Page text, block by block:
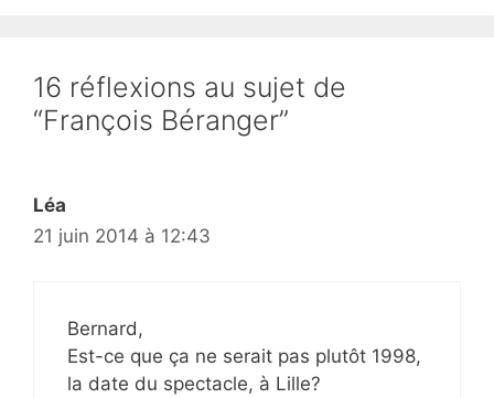
16 réflexions au sujet de
“François Béranger”
Léa
21 juin 2014 à 12:43
Bernard,
Est-ce que ça ne serait pas plutôt 1998,
la date du spectacle, à Lille?